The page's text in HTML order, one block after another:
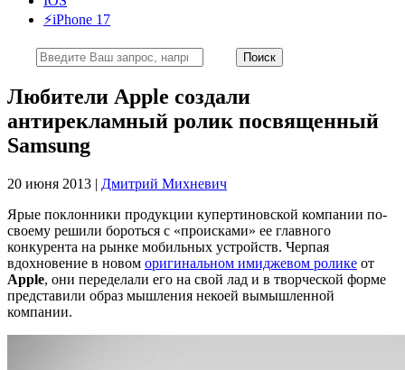
⚡️iPhone 17
Любители Apple создали
антирекламный ролик посвященный
Samsung
20 июня 2013 | Дмитрий Михневич
Ярые поклонники продукции купертиновской компании по-
своему решили бороться с «происками» ее главного
конкурента на рынке мобильных устройств. Черпая
вдохновение в новом оригинальном имиджевом ролике от
Apple, они переделали его на свой лад и в творческой форме
представили образ мышления некоей вымышленной
компании.